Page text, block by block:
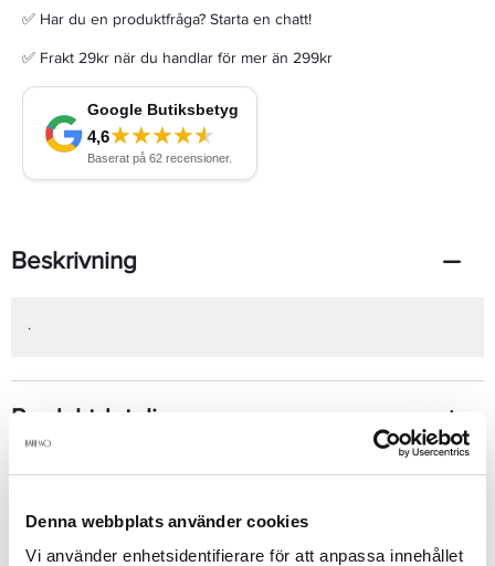
Denna webbplats använder cookies
Vi använder enhetsidentifierare för att anpassa innehållet
✅ Har du en produktfråga? Starta en chatt!
✅ Frakt 29kr när du handlar för mer än 299kr
Beskrivning
.
Produktdetaljer